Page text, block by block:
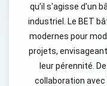
qu'il s'agisse d'un
industriel. Le BET
modernes pour
projets,
leur pérennité.
collaboration